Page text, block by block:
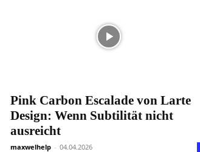
Pink Carbon Escalade von Larte
Design: Wenn Subtilität nicht
ausreicht
maxwelhelp - 04.04.2026